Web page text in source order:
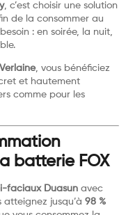
, c’est choisir une solution
de la consommer au
: en soirée, la nuit,
, vous bénéficiez
et hautement
comme pour les
batterie FOX
faciaux Duasun avec
atteignez jusqu’à 98 %